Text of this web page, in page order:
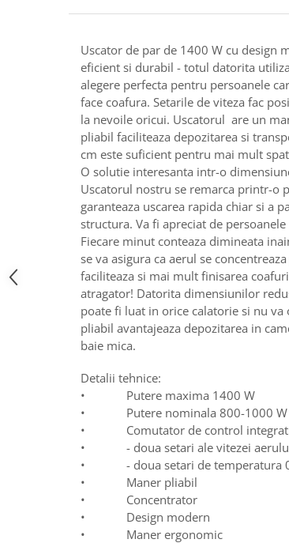
Sandwich-makere
Ingrijire locuinta
Aparate de curatat cu abur
Fiare, statii & aparate de calcat cu
Tehnica de birou
Laminatoare si accesorii
Uscator de par de 1400 W cu design
eficient si durabil - totul datorita
alegere perfecta pentru persoanele
face coafura. Setarile de viteza fac
la nevoile oricui. Uscatorul are un
pliabil faciliteaza depozitarea si
cm este suficient pentru mai mult
O solutie interesanta intr-o
Uscatorul nostru se remarca printr-o
garanteaza uscarea rapida chiar si a
structura. Va fi apreciat de
Fiecare minut conteaza dimineata
se va asigura ca aerul se
faciliteaza si mai mult finisarea
atragator! Datorita dimensiunilor
poate fi luat in orice calatorie si nu
pliabil avantajeaza depozitarea in
baie mica.
Detalii tehnice:
• Putere maxima 1400 W
• Putere nominala 800-1000 W
• Comutator de control
• - doua setari ale vitezei
• - doua setari de temperatura
• Maner pliabil
• Concentrator
• Design modern
• Maner ergonomic